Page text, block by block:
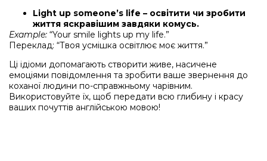
Light up someone’s life – освітити чи зробити
життя яскравішим завдяки комусь.
Example: “Your smile lights up my life.”
Переклад: “Твоя усмішка освітлює моє життя.”
Ці ідіоми допомагають створити живе, насичене
емоціями повідомлення та зробити ваше звернення до
коханої людини по-справжньому чарівним.
Використовуйте їх, щоб передати всю глибину і красу
ваших почуттів англійською мовою!